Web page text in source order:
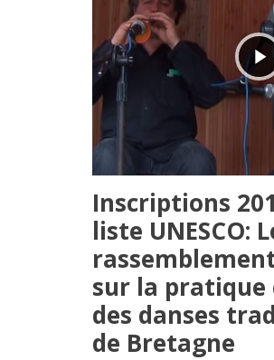
Inscriptions
liste UNESCO:
sur la pratique
des danses
de Bretagne